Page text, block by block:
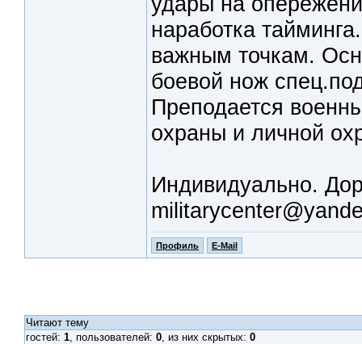
наработка
важным точкам.
боевой нож
Преподается
охраны и личной
Индивидуально.
Профиль E-Mail
Читают тему
гостей: 1, пользователей: 0, из них скрытых: 0